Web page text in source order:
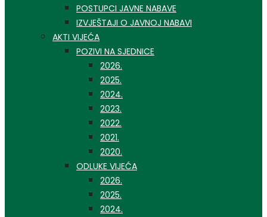
POSTUPCI JAVNE NABAVE
IZVJEŠTAJI O JAVNOJ NABAVI
AKTI VIJEĆA
POZIVI NA SJEDNICE
2026.
2025.
2024.
2023.
2022.
2021.
2020.
ODLUKE VIJEĆA
2026.
2025.
2024.